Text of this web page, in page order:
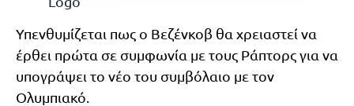
Υπενθυμίζεται πως ο Βεζένκοβ θα χρειαστεί να
έρθει πρώτα σε συμφωνία με τους Ράπτορς για να
υπογράψει το νέο του συμβόλαιο με τον
Ολυμπιακό.